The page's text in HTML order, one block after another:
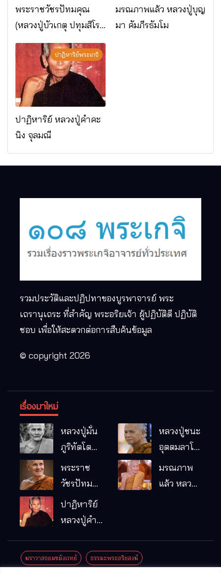
พระราชวัชรปัทมคุณ
(หลวงปู่บัวเกตุ ปทุมสิโร)
มรณภาพแล้ว วัดป่า
ดาราภิรมย์ อ.แม่ริม
จ.เชียงใหม่
มรณภาพแล้ว หลวงปู่บุญ
มา คัมภีรธัมโม
ปาฏิหาริย์พระเกจิ
ปาฏิหาริย์ หลวงปู่คำคะ
นิง จุลมณี
รวมประวัติและปฏิปทาของบูรพาจารย์ พระ
เถรานุเถระ ที่สำคัญ พระอริยเจ้า ผู้ปฏิบัติดี ปฏิบัติ
ชอบ เพื่อให้สะดวกต่อการสืบค้นข้อมูล
© copyright 2026
เรื่องมาใหม่
หลวงปู่มั่น
ภูริทัตโต
พระอริยเจ้า
ผู้เป็นบิดา
รมฐาน
หลวงปู่ชนะ
อุตตมลาโภ
หมากอื๋อ
พระราช
วัชรปัทม
คุณ (หลวง
ปู่บัวเกตุ
แล้ว วัดป่า
มรณภาพ
แล้ว หลวง
ปาฏิหาริย์
หลวงปู่คำ
มณี
ฆราวาสจอมขมังเวทย์ ธรรมะพระอริยสงฆ์